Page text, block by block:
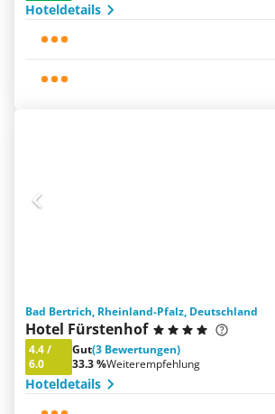
Hoteldetails
Bad Bertrich, Rheinland-Pfalz, Deutschland
Hotel Fürstenhof
4.4/
6.0
Gut(3 Bewertungen)
33.3 %Weiterempfehlung
Hoteldetails